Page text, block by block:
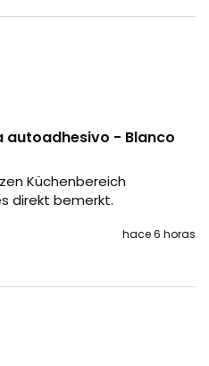
autoadhesivo - Blanco
Küchenbereich
direkt bemerkt.
hace 6 horas